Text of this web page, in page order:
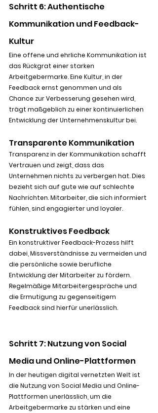
Schritt 6: Authentische
Kommunikation und Feedback-
Kultur
Eine offene und ehrliche Kommunikation ist
das Rückgrat einer starken
Arbeitgebermarke. Eine Kultur, in der
Feedback ernst genommen und als
Chance zur Verbesserung gesehen wird,
trägt maßgeblich zu einer kontinuierlichen
Entwicklung der Unternehmenskultur bei.
Transparente Kommunikation
Transparenz in der Kommunikation schafft
Vertrauen und zeigt, dass das
Unternehmen nichts zu verbergen hat. Dies
bezieht sich auf gute wie auf schlechte
Nachrichten. Mitarbeiter, die sich informiert
fühlen, sind engagierter und loyaler.
Konstruktives Feedback
Ein konstruktiver Feedback-Prozess hilft
dabei, Missverständnisse zu vermeiden und
die persönliche sowie berufliche
Entwicklung der Mitarbeiter zu fördern.
Regelmäßige Mitarbeitergespräche und
die Ermutigung zu gegenseitigem
Feedback sind hierfür unerlässlich.
Schritt 7: Nutzung von Social
Media und Online-Plattformen
In der heutigen digital vernetzten Welt ist
die Nutzung von Social Media und Online-
Plattformen unerlässlich, um die
Arbeitgebermarke zu stärken und eine